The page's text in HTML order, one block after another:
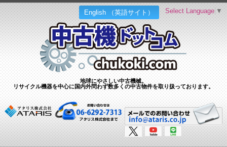
English （英語サイト）
地球にやさしい中古機械。
リサイクル機器を中心に国内外問わず数多くの中古物件を取り扱っております。
Select Language ▼